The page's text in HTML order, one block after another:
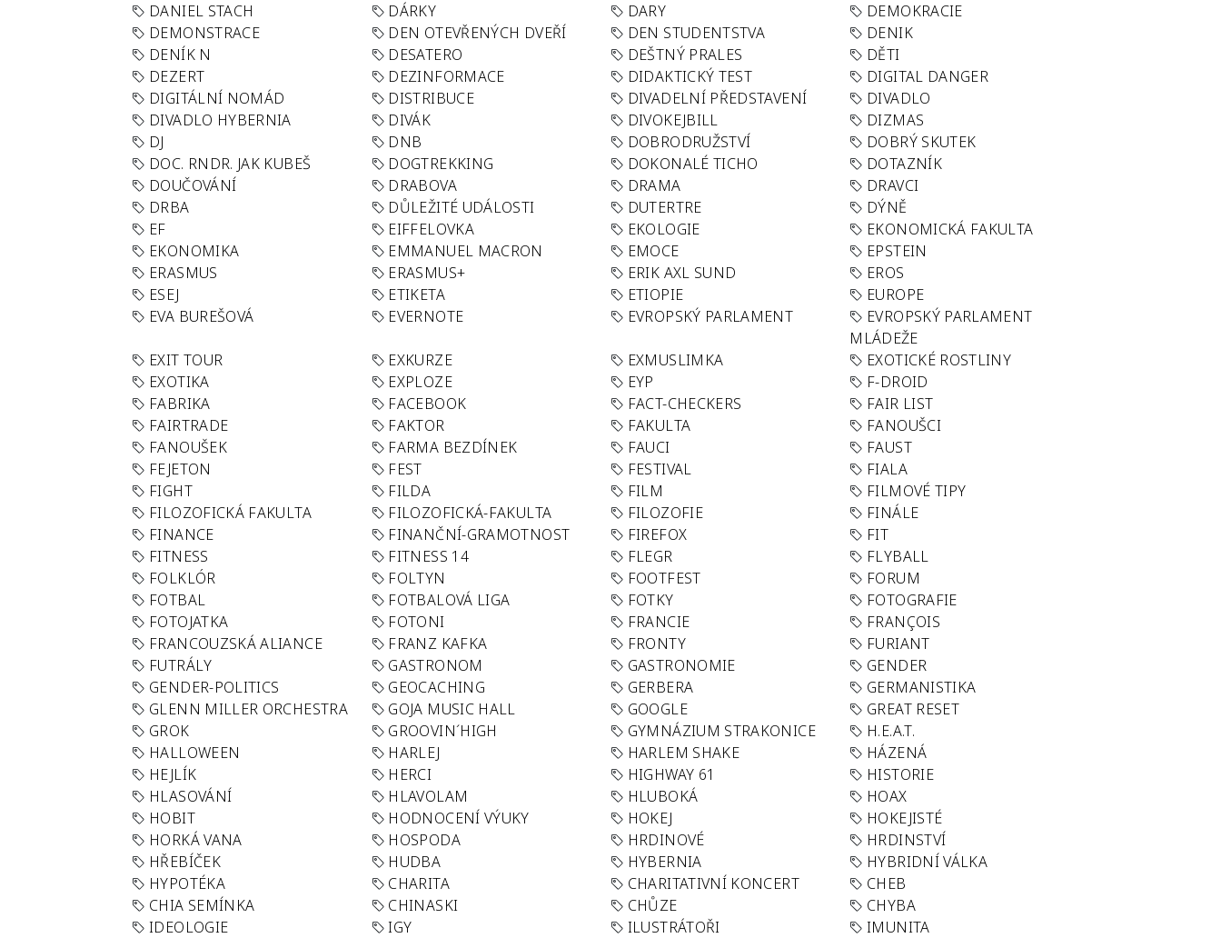
DANIEL STACH
DÁRKY DARY
DEMOKRACIE
DEMONSTRACE
DEN OTEVŘENÝCH DVEŘÍ DEN STUDENTSTVA
DENIK
DENÍK N
DESATERO DEŠTNÝ PRALES
DĚTI
DEZERT
DEZINFORMACE DIDAKTICKÝ TEST
DIGITAL DANGER
DIGITÁLNÍ NOMÁD
DISTRIBUCE DIVADELNÍ PŘEDSTAVENÍ
DIVADLO
DIVADLO HYBERNIA
DIVÁK DIVOKEJBILL
DIZMAS
DJ
DNB DOBRODRUŽSTVÍ
DOBRÝ SKUTEK
DOC. RNDR. JAK KUBEŠ
DOGTREKKING DOKONALÉ TICHO
DOTAZNÍK
DOUČOVÁNÍ
DRABOVA DRAMA
DRAVCI
DRBA
DŮLEŽITÉ UDÁLOSTI DUTERTRE
DÝNĚ
EF
EIFFELOVKA EKOLOGIE
EKONOMICKÁ FAKULTA
EKONOMIKA
EMMANUEL MACRON EMOCE
EPSTEIN
ERASMUS
ERASMUS+ ERIK AXL SUND
EROS
ESEJ
ETIKETA ETIOPIE
EUROPE
EVA BUREŠOVÁ
EVERNOTE EVROPSKÝ PARLAMENT
EVROPSKÝ PARLAMENT
MLÁDEŽE
EXIT TOUR
EXKURZE EXMUSLIMKA
EXOTICKÉ ROSTLINY
EXOTIKA
EXPLOZE EYP
F-DROID
FABRIKA
FACEBOOK FACT-CHECKERS
FAIR LIST
FAIRTRADE
FAKTOR FAKULTA
FANOUŠCI
FANOUŠEK
FARMA BEZDÍNEK FAUCI
FAUST
FEJETON
FEST FESTIVAL
FIALA
FIGHT
FILDA FILM
FILMOVÉ TIPY
FILOZOFICKÁ FAKULTA
FILOZOFICKÁ-FAKULTA FILOZOFIE
FINÁLE
FINANCE
FINANČNÍ-GRAMOTNOST FIREFOX
FIT
FITNESS
FITNESS 14 FLEGR
FLYBALL
FOLKLÓR
FOLTYN FOOTFEST
FORUM
FOTBAL
FOTBALOVÁ LIGA FOTKY
FOTOGRAFIE
FOTOJATKA
FOTONI FRANCIE
FRANÇOIS
FRANCOUZSKÁ ALIANCE
FRANZ KAFKA FRONTY
FURIANT
FUTRÁLY
GASTRONOM GASTRONOMIE
GENDER
GENDER-POLITICS
GEOCACHING GERBERA
GERMANISTIKA
GLENN MILLER ORCHESTRA
GOJA MUSIC HALL GOOGLE
GREAT RESET
GROK
GROOVIN´HIGH GYMNÁZIUM STRAKONICE
H.E.A.T.
HALLOWEEN
HARLEJ HARLEM SHAKE
HÁZENÁ
HEJLÍK
HERCI HIGHWAY 61
HISTORIE
HLASOVÁNÍ
HLAVOLAM HLUBOKÁ
HOAX
HOBIT
HODNOCENÍ VÝUKY HOKEJ
HOKEJISTÉ
HORKÁ VANA
HOSPODA HRDINOVÉ
HRDINSTVÍ
HŘEBÍČEK
HUDBA HYBERNIA
HYBRIDNÍ VÁLKA
HYPOTÉKA
CHARITA CHARITATIVNÍ KONCERT
CHEB
CHIA SEMÍNKA
CHINASKI CHŮZE
CHYBA
IDEOLOGIE
IGY ILUSTRÁTOŘI
IMUNITA